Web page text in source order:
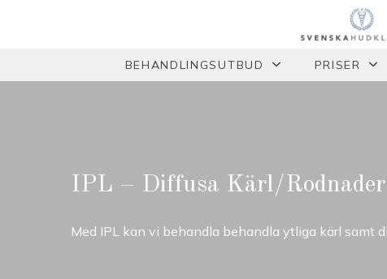
BEHANDLINGSUTBUD PRISER
IPL – Diffusa Kärl/Rodnader
Med IPL kan vi behandla behandla ytliga kärl samt